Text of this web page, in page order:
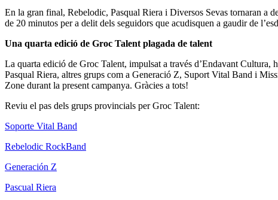
En la gran final, Rebelodic, Pasqual Riera i Diversos Sevas tornaran a
de 20 minutos per a delit dels seguidors que acudisquen a gaudir de
Una quarta edició de Groc Talent plagada de talent
La quarta edició de Groc Talent, impulsat a través d’Endavant Cultura,
Pasqual Riera, altres grups com a Generació Z, Suport Vital Band i
Zone durant la present campanya. Gràcies a tots!
Reviu el pas dels grups provincials per Groc Talent:
Soporte Vital Band
Rebelodic RockBand
Generación Z
Pascual Riera